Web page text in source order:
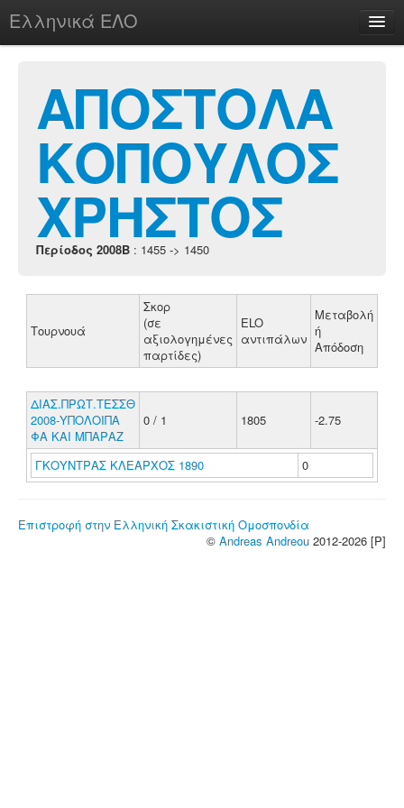
Ελληνικά ΕΛΟ
chesstu.be @ discord
Login
ΑΠΟΣΤΟΛΑ
ΚΟΠΟΥΛΟΣ
ΧΡΗΣΤΟΣ
Περίοδος 2008B : 1455 -> 1450
Τουρνουά
Σκορ
(σε
αξιολογημένες
παρτίδες)
ELO
αντιπάλων
Μεταβολή
ή
Απόδοση
ΔΙΑΣ.ΠΡΩΤ.ΤΕΣΣΘ
2008-ΥΠΟΛΟΙΠΑ
ΦΑ ΚΑΙ ΜΠΑΡΑΖ
0 / 1 1805 -2.75
ΓΚΟΥΝΤΡΑΣ ΚΛΕΑΡΧΟΣ 1890 0
Επιστροφή στην Ελληνική Σκακιστική Ομοσπονδία
© Andreas Andreou 2012-2026 [P]